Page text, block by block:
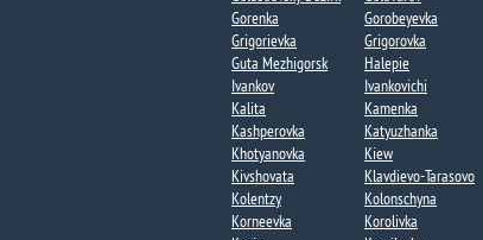
Gorenka​
Gorobeyevka​
Grigorievka​
Grigorovka​
Guta Mezhigorsk​
Halepie​
Ivankov
Ivankovichi
Kalita​
Kamenka
Kashperovka
Katyuzhanka​
Khotyanovka
Kiew
Kivshovata
Klavdievo-Tarasovo
Kolentzy
Kolonschyna
Korneevka
Korolivka